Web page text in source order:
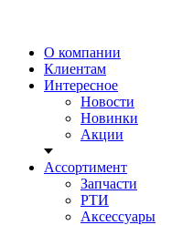
О компании
Клиентам
Интересное
Новости
Новинки
Акции
Ассортимент
Запчасти
РТИ
Аксессуары